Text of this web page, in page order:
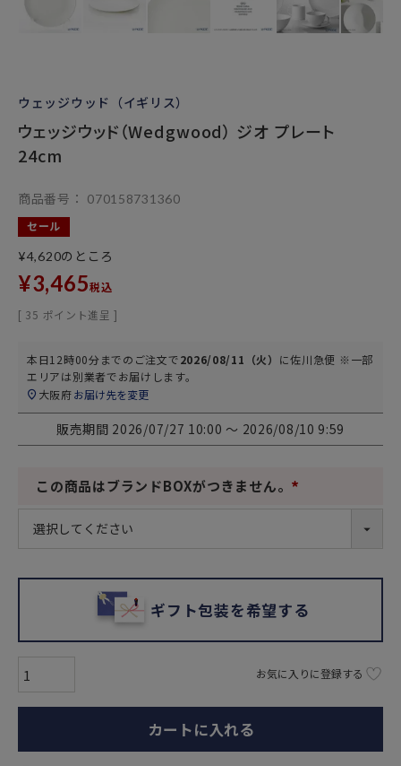
ウェッジウッド（イギリス）
ウェッジウッド（Wedgwood） ジオ プレート
24cm
商品番号 070158731360
セール
¥4,620のところ
¥3,465税込
[ 35 ポイント進呈 ]
本日12時00分までのご注文で2026/08/11（火） に佐川急便 ※一部
エリアは別業者でお届けします。
大阪府お届け先を変更
販売期間 2026/07/27 10:00 〜 2026/08/10 9:59
この商品はブランドBOXがつきません。
ギフト包装を希望する
お気に入りに登録する
カートに入れる